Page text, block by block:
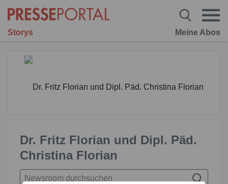
Storys Meine Abos
Dr. Fritz Florian und Dipl. Päd.
Christina Florian